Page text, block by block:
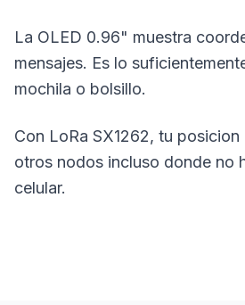
La OLED 0.96" muestra
mensajes. Es lo
mochila o bolsillo.
Con LoRa SX1262, tu posicion
otros nodos incluso donde no
celular.